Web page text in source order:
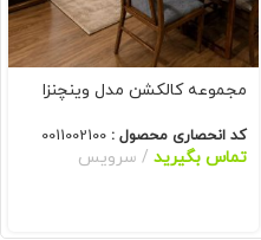
مجموعه کالکشن مدل وینچنزا
کد انحصاری محصول : 0011002100
تماس بگیرید سرویس